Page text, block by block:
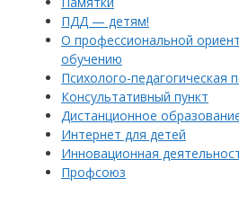
ПДД — детям!
О профессиональной
обучению
Психолого-педагогическая
Консультативный пункт
Дистанционное
Интернет для детей
Инновационная
Профсоюз